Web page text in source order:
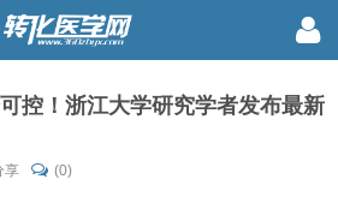
控！浙江大学研究学者发布最新
享
(0)